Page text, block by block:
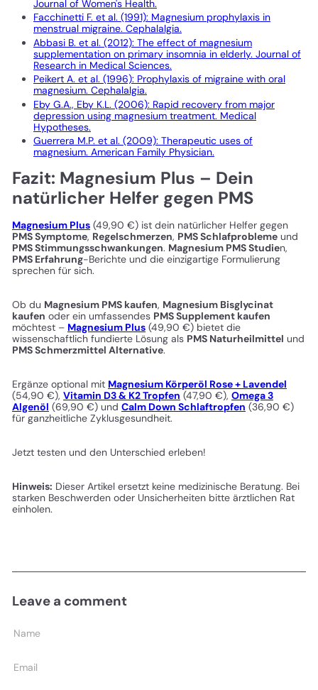
Journal of Women's Health.
Facchinetti F. et al. (1991): Magnesium prophylaxis in
menstrual migraine. Cephalalgia.
Abbasi B. et al. (2012): The effect of magnesium
supplementation on primary insomnia in elderly. Journal of
Research in Medical Sciences.
Peikert A. et al. (1996): Prophylaxis of migraine with oral
magnesium. Cephalalgia.
Eby G.A., Eby K.L. (2006): Rapid recovery from major
depression using magnesium treatment. Medical
Hypotheses.
Guerrera M.P. et al. (2009): Therapeutic uses of
magnesium. American Family Physician.
Fazit: Magnesium Plus – Dein
natürlicher Helfer gegen PMS
Magnesium Plus (49,90 €) ist dein natürlicher Helfer gegen
PMS Symptome, Regelschmerzen, PMS Schlafprobleme und
PMS Stimmungsschwankungen. Magnesium PMS Studien,
PMS Erfahrung-Berichte und die einzigartige Formulierung
sprechen für sich.
Ob du Magnesium PMS kaufen, Magnesium Bisglycinat
kaufen oder ein umfassendes PMS Supplement kaufen
möchtest – Magnesium Plus (49,90 €) bietet die
wissenschaftlich fundierte Lösung als PMS Naturheilmittel und
PMS Schmerzmittel Alternative.
Ergänze optional mit Magnesium Körperöl Rose + Lavendel
(54,90 €), Vitamin D3 & K2 Tropfen (47,90 €), Omega 3
Algenöl (69,90 €) und Calm Down Schlaftropfen (36,90 €)
für ganzheitliche Zyklusgesundheit.
Jetzt testen und den Unterschied erleben!
Hinweis: Dieser Artikel ersetzt keine medizinische Beratung. Bei
starken Beschwerden oder Unsicherheiten bitte ärztlichen Rat
einholen.
Leave a comment
Name
Email